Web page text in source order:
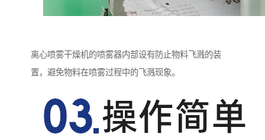
离心喷雾干燥机的喷雾器内部设有防止物料飞溅的装
置，避免物料在喷雾过程中的飞溅现象。